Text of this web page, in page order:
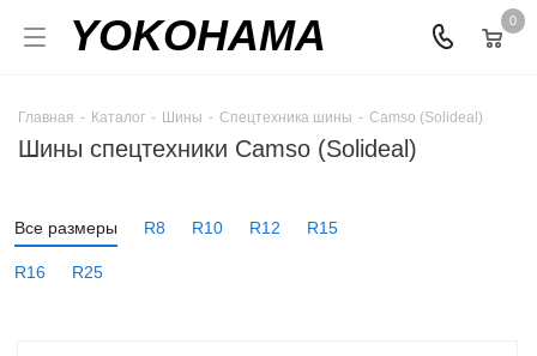
YOKOHAMA 0
Главная - Каталог - Шины - Спецтехника шины - Camso (Solideal)
Шины спецтехники Camso (Solideal)
Все размеры R8 R10 R12 R15
R16 R25